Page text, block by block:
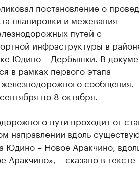
постановление о
планировки и межевания
путей с
инфраструктуры в
Юдино – Дербышки. В
в рамках первого этапа
сообщения.
по 8 октября.
пути проходит от
направлении вдоль
Юдино – Новое Аракчино,
Аракчино», – сказано в тексте